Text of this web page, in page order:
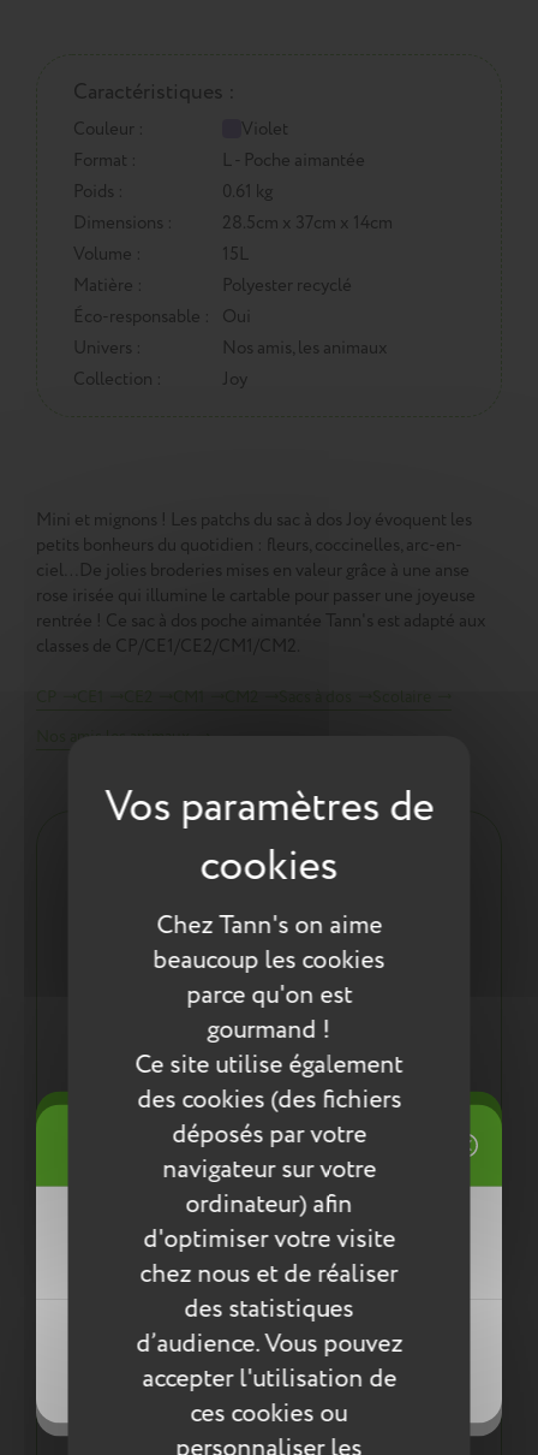
Chez Tann's on aime
beaucoup les cookies
parce qu'on est
gourmand !
Ce site utilise également
des cookies (des fichiers
déposés par votre
navigateur sur votre
ordinateur) afin
d'optimiser votre visite
chez nous et de réaliser
des statistiques
d’audience. Vous pouvez
accepter l'utilisation de
ces cookies ou
personnaliser les
Caractéristiques :
Couleur :
Violet
Format :
L - Poche aimantée
Poids :
0.61 kg
Dimensions :
28.5cm x 37cm x 14cm
Volume :
15L
Matière :
Polyester recyclé
Éco-responsable :
Oui
Univers :
Nos amis, les animaux
Collection :
Joy
Mini et mignons ! Les patchs du sac à dos Joy évoquent les
petits bonheurs du quotidien : fleurs, coccinelles, arc-en-
ciel…De jolies broderies mises en valeur grâce à une anse
rose irisée qui illumine le cartable pour passer une joyeuse
rentrée ! Ce sac à dos poche aimantée Tann's est adapté aux
classes de CP/CE1/CE2/CM1/CM2.
CE2 CM1
Nos amis les animaux
Description :
24x32cm
Adapté pour les classes du primaire
Poche avant avec pressions aimantées pour y
glisser un agenda ou d'autres petits objets du
quotidien
Poche intérieure
Porte-étiquette avec étiquette cartonnée
Ergonomie :
Dos et bretelles ergonomiques et confortables
Poignée ergonomique
Léger, en moyenne 614g
Les plus du produit :
Un sac conçu pour durer :
Mes listes d'envies
Créer une nouvelle liste
((title))
((cancelText))
((createText))
Connexion
Vous devez être connecté pour ajouter
des produits à votre liste d'envies.
((cancelText))
((loginText))